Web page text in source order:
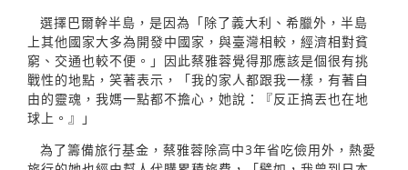
選擇巴爾幹半島，是因為「除了義大利、希臘外，半島
上其他國家大多為開發中國家，與臺灣相較，經濟相對貧
窮、交通也較不便。」因此蔡雅蓉覺得那應該是個很有挑
戰性的地點，笑著表示，「我的家人都跟我一樣，有著自
由的靈魂，我媽一點都不擔心，她說：『反正搞丟也在地
球上。』」
為了籌備旅行基金，蔡雅蓉除高中3年省吃儉用外，熱愛